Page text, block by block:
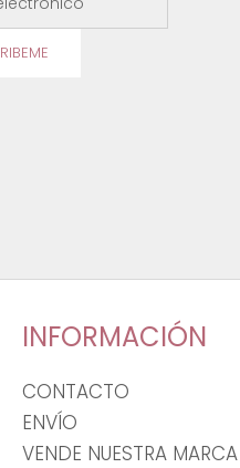
INFORMACIÓN
CONTACTO
ENVÍO
VENDE NUESTRA MARCA